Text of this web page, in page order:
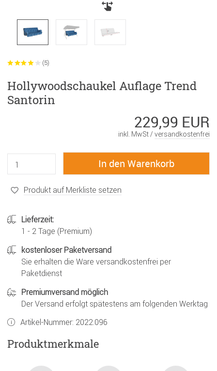
(5)
Hollywoodschaukel Auflage Trend
Santorin
229,99 EUR
inkl. MwSt / versandkostenfrei
Produkt auf Merkliste setzen
Lieferzeit:
1 - 2 Tage (Premium)
kostenloser Paketversand
Sie erhalten die Ware versandkostenfrei per
Paketdienst
Premiumversand möglich
Der Versand erfolgt spätestens am folgenden Werktag
Artikel-Nummer: 2022.096
Produktmerkmale